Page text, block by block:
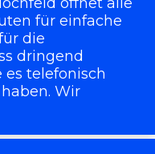
für einfache
die
dringend
es telefonisch
Wir